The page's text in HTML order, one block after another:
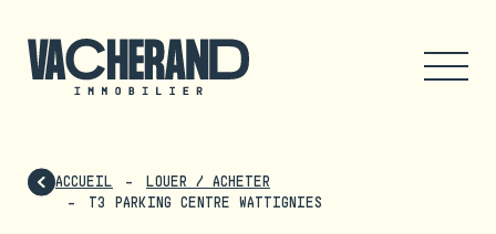
ACCUEIL
LOUER / ACHETER
T3 PARKING CENTRE WATTIGNIES